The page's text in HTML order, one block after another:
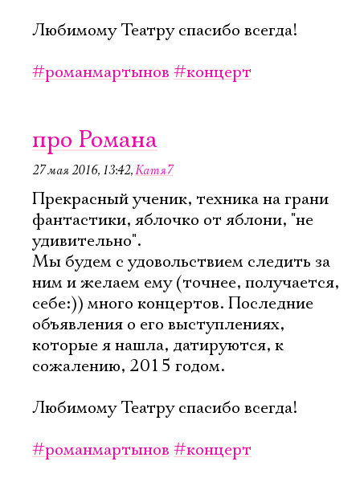
Любимому Театру спасибо всегда!
#романмартынов #концерт
про Романа
27 мая 2016, 13:42,Катя7
Прекрасный ученик, техника на грани
фантастики, яблочко от яблони, "не
удивительно".
Мы будем с удовольствием следить за
ним и желаем ему (точнее, получается,
себе:)) много концертов. Последние
объявления о его выступлениях,
которые я нашла, датируются, к
сожалению, 2015 годом.
Любимому Театру спасибо всегда!
#романмартынов #концерт